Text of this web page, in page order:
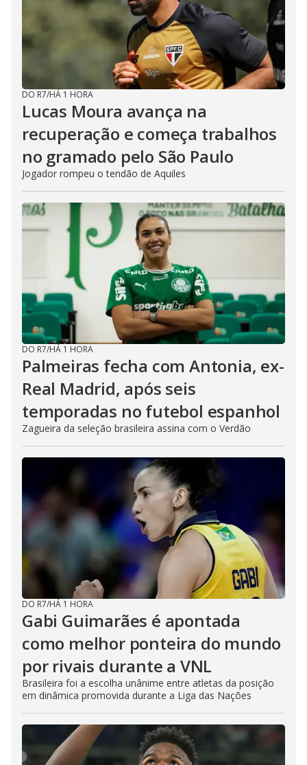
DO R7/HÁ 1 HORA
Lucas Moura avança na
recuperação e começa trabalhos
no gramado pelo São Paulo
Jogador rompeu o tendão de Aquiles
DO R7/HÁ 1 HORA
Palmeiras fecha com Antonia, ex-
Real Madrid, após seis
temporadas no futebol espanhol
Zagueira da seleção brasileira assina com o Verdão
DO R7/HÁ 1 HORA
Gabi Guimarães é apontada
como melhor ponteira do mundo
por rivais durante a VNL
Brasileira foi a escolha unânime entre atletas da posição
em dinâmica promovida durante a Liga das Nações